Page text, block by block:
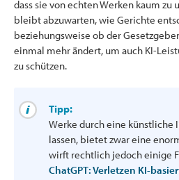
dass sie von echten Werken kaum zu
bleibt abzuwarten, wie Gerichte
beziehungsweise ob der
einmal mehr ändert, um auch KI-
zu schützen.
Tipp:
Werke durch eine künstliche
lassen, bietet zwar eine
wirft rechtlich jedoch einige
ChatGPT: Verletzen KI-